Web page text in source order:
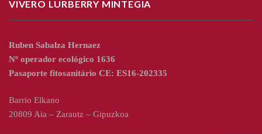
VIVERO LURBERRY MINTEGIA
Ruben Sabalza Hernaez
Nº operador ecológico 1636
Pasaporte fitosanitário CE: ES16-202335
Barrio Elkano
20809 Aia – Zarautz – Gipuzkoa